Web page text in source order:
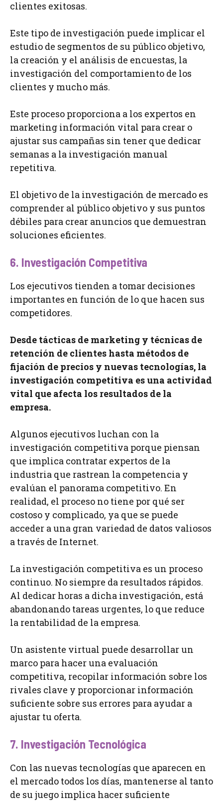
clientes exitosas.
Este tipo de investigación puede implicar el
estudio de segmentos de su público objetivo,
la creación y el análisis de encuestas, la
investigación del comportamiento de los
clientes y mucho más.
Este proceso proporciona a los expertos en
marketing información vital para crear o
ajustar sus campañas sin tener que dedicar
semanas a la investigación manual
repetitiva.
El objetivo de la investigación de mercado es
comprender al público objetivo y sus puntos
débiles para crear anuncios que demuestran
soluciones eficientes.
6. Investigación Competitiva
Los ejecutivos tienden a tomar decisiones
importantes en función de lo que hacen sus
competidores.
Desde tácticas de marketing y técnicas de
retención de clientes hasta métodos de
fijación de precios y nuevas tecnologías, la
investigación competitiva es una actividad
vital que afecta los resultados de la
empresa.
Algunos ejecutivos luchan con la
investigación competitiva porque piensan
que implica contratar expertos de la
industria que rastrean la competencia y
evalúan el panorama competitivo. En
realidad, el proceso no tiene por qué ser
costoso y complicado, ya que se puede
acceder a una gran variedad de datos valiosos
a través de Internet.
La investigación competitiva es un proceso
continuo. No siempre da resultados rápidos.
Al dedicar horas a dicha investigación, está
abandonando tareas urgentes, lo que reduce
la rentabilidad de la empresa.
Un asistente virtual puede desarrollar un
marco para hacer una evaluación
competitiva, recopilar información sobre los
rivales clave y proporcionar información
suficiente sobre sus errores para ayudar a
ajustar tu oferta.
7. Investigación Tecnológica
Con las nuevas tecnologías que aparecen en
el mercado todos los días, mantenerse al tanto
de su juego implica hacer suficiente